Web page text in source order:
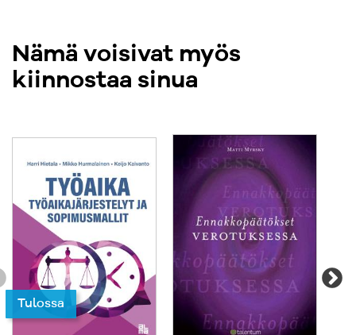
Nämä voisivat myös
kiinnostaa sinua
Tulossa